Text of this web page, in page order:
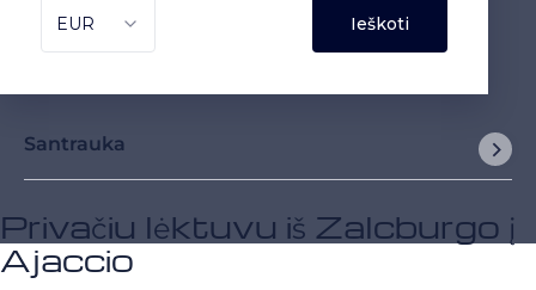
Santrauka
Privačiu lėktuvu iš Zalcburgo į
Ajaccio